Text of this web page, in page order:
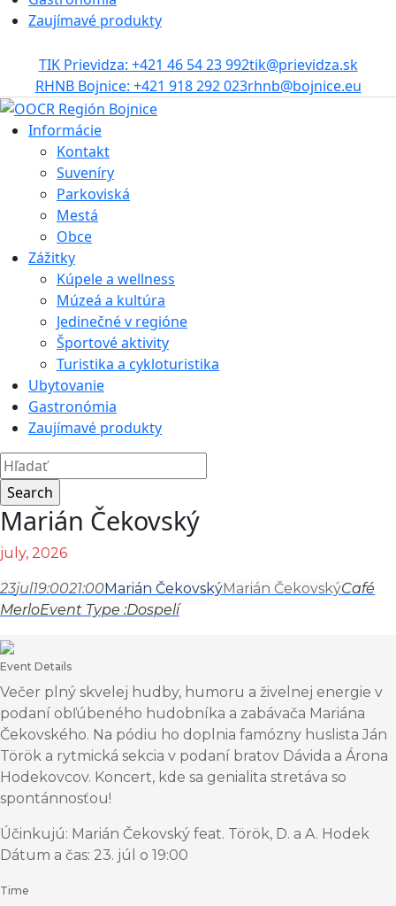
Zaujímavé produkty
TIK Prievidza: +421 46 54 23 992tik@prievidza.sk
RHNB Bojnice: +421 918 292 023rhnb@bojnice.eu
Informácie
Kontakt
Suveníry
Parkoviská
Mestá
Obce
Zážitky
Kúpele a wellness
Múzeá a kultúra
Jedinečné v regióne
Športové aktivity
Turistika a cykloturistika
Ubytovanie
Gastronómia
Zaujímavé produkty
Marián Čekovský
july, 2026
23jul19:0021:00Marián ČekovskýMarián ČekovskýCafé
MerloEvent Type :Dospelí
Event Details
Večer plný skvelej hudby, humoru a živelnej energie v
podaní obľúbeného hudobníka a zabávača Mariána
Čekovského. Na pódiu ho doplnia famózny huslista Ján
Török a rytmická sekcia v podaní bratov Dávida a Árona
Hodekovcov. Koncert, kde sa genialita stretáva so
spontánnosťou!
Účinkujú: Marián Čekovský feat. Török, D. a A. Hodek
Dátum a čas: 23. júl o 19:00
Time